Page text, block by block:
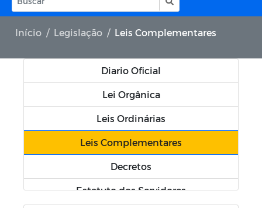
Início Legislação Leis Complementares
Diario Oficial
Lei Orgânica
Leis Ordinárias
Leis Complementares
Decretos
Estatuto dos Servidores